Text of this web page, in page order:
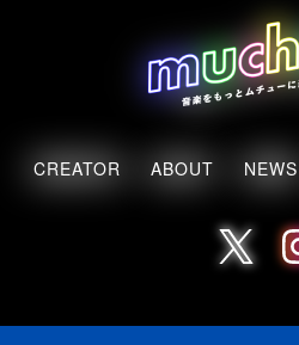
CREATOR ABOUT NEWS